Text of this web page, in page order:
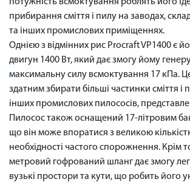
прибирання сміття і пилу на заводах,
та інших промислових приміщеннях.
Однією з відмінних рис Procraft VP1400 є
двигун 1400 Вт, який дає змогу йому
максимальну силу всмоктування 17 кПа.
здатним збирати більші частинки сміття і
інших промислових пилососів,
Пилосос також оснащений 17-літровим
що він може впоратися з великою
необхідності частого спорожнення. Крім
метровий гофрований шланг дає змогу
вузькі простори та кути, що робить його